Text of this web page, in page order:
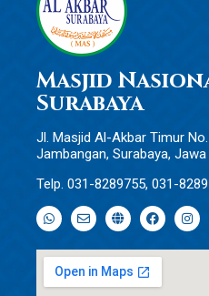
Masjid
Surabaya
Jl. Masjid Al-Akbar Timur
Jambangan, Surabaya,
Telp. 031-8289755, 031-